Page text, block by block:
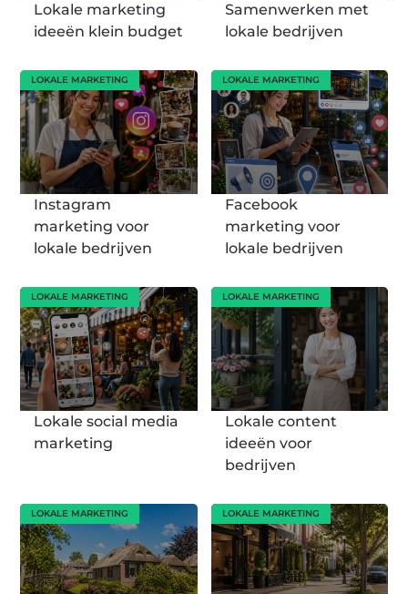
Lokale marketing
ideeën klein budget
Samenwerken met
lokale bedrijven
LOKALE MARKETING
Instagram
marketing voor
lokale bedrijven
LOKALE MARKETING
Facebook
marketing voor
lokale bedrijven
LOKALE MARKETING
Lokale social media
marketing
LOKALE MARKETING
Lokale content
ideeën voor
bedrijven
LOKALE MARKETING LOKALE MARKETING